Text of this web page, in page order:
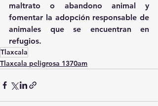
maltrato o abandono animal y
fomentar la adopción responsable de
animales que se encuentran en
refugios.
Tlaxcala
Tlaxcala peligrosa 1370am